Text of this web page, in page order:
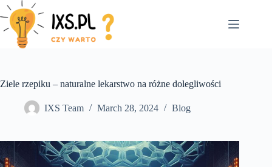
Skip
to
content
Ziele rzepiku – naturalne lekarstwo na różne dolegliwości
IXS Team March 28, 2024 Blog